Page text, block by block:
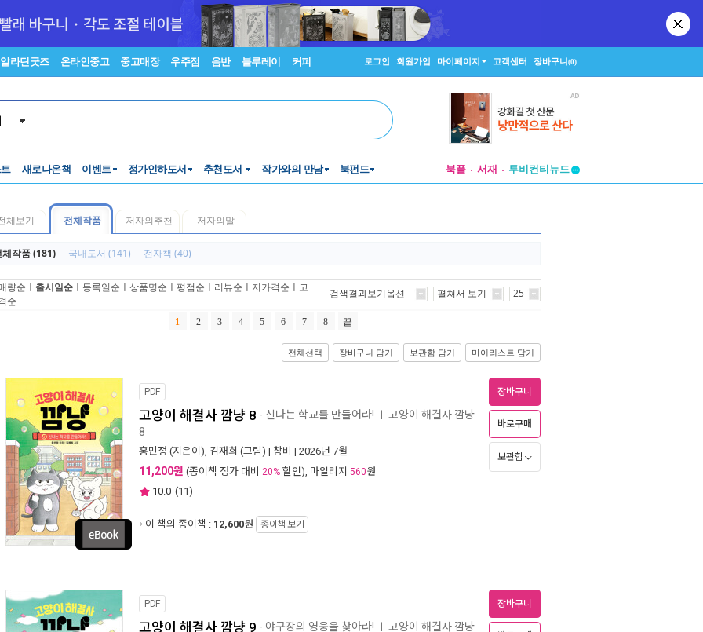
알라딘굿즈 온라인중고 중고매장 우주점 음반 블루레이 커피 로그인 회원가입 마이페이지 고객센터 장바구니(0)
새로나온책 이벤트 정가인하도서 추천도서 작가와의 만남 북펀드 북플 서재
투비컨티뉴드
창작플랫폼
체보기 전체작품 저자의추천 저자의말
체작품 (181) 국내도서 (141) 전자책 (40)
량순 ㅣ 출시일순 ㅣ 등록일순 ㅣ 상품명순 ㅣ 평점순 ㅣ 리뷰순 ㅣ 저가격순 ㅣ 고
순
검색결과보기옵션 펼쳐서 보기 25
1 2 3 4 5 6 7 8 끝
전체선택 장바구니 담기 보관함 담기 마이리스트 담기
PDF
고양이 해결사 깜냥 8 - 신나는 학교를 만들어라! 고양이 해결사 깜냥
8
홍민정 (지은이), 김재희 (그림) | 창비 | 2026년 7월
11,200원 (종이책 정가 대비 20% 할인), 마일리지 560원
10.0 (11)
이 책의 종이책 : 12,600원 종이책 보기
장바구니
바로구매
보관함
PDF
고양이 해결사 깜냥 9 - 야구장의 영웅을 찾아라! 고양이 해결사 깜냥
장바구니